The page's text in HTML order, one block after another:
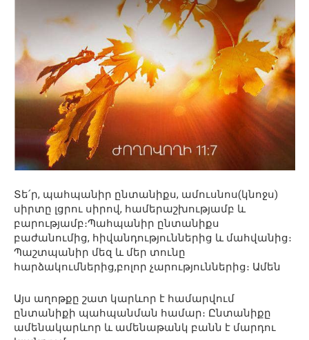
Տե՛ր, պահպանիր ընտանիքս, ամուսնոս(կնոջս)
սիրտը լցրու սիրով, համերաշխությամբ և
բարությամբ։Պահպանիր ընտանիքս
բաժանումից, հիվանդություններից և մահվանից։
Պաշտպանիր մեզ և մեր տունը
հարձակումներից,բոլոր չարություններից։ Ամեն
Այս աղոթքը շատ կարևոր է համարվում
ընտանիքի պահպանման համար։ Ընտանիքը
ամենակարևոր և ամենաթանկ բանն է մարդու